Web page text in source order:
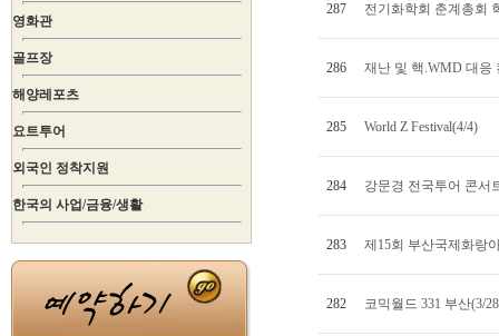
영화관
골프장
해양레포츠
요트투어
외국인 정착지원
한국의 사업/금융/생활
287 전기화학회 춘계총회
286 재난 및 핵.WMD 대응
285 World Z Festival(4/4)
284 강문경 전국투어 콘서
283 제15회 부산국제화랑
282 코믹월드 331 부산(3/